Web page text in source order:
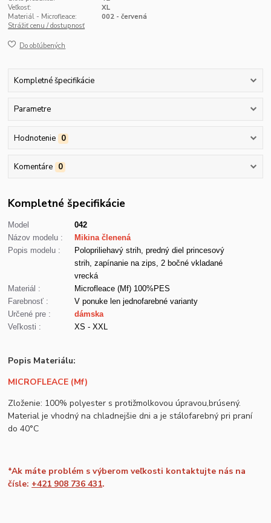
Veľkosť:
XL
Materiál - Microfleace:
002 - červená
Strážiť cenu / dostupnosť
Do obľúbených
Kompletné špecifikácie
Parametre
Hodnotenie 0
Komentáre 0
Kompletné špecifikácie
Model
042
Názov modelu :
Mikina členená
Popis modelu :
Polopriliehavý strih, predný diel princesový
strih, zapínanie na zips, 2 bočné vkladané
vrecká
Materiál :
Microfleace (Mf) 100%PES
Farebnosť :
V ponuke len jednofarebné varianty
Určené pre :
dámska
Veľkosti :
XS - XXL
Popis Materiálu:
MICROFLEACE (Mf)
Zloženie: 100% polyester s protižmolkovou úpravou,brúsený.
Material je vhodný na chladnejšie dni a je stálofarebný pri praní
do 40°C
*Ak máte problém s výberom veľkosti kontaktujte nás na
čísle: +421 908 736 431.